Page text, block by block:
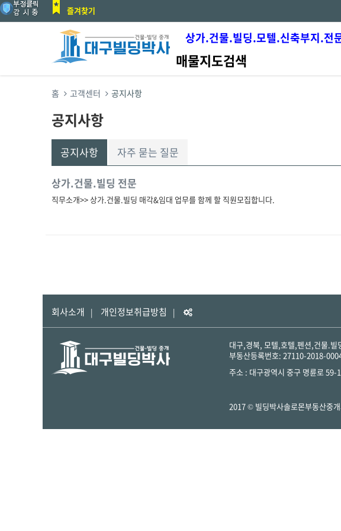
즐겨찾기
상가.건물.빌딩.모텔.신축부지.전
매물지도검색
홈 고객센터 공지사항
공지사항
공지사항 자주 묻는 질문
상가.건물.빌딩 전문
직무소개>> 상가.건물.빌딩 매각&임대 업무를 함께 할 직원모집합니다.
회사소개 개인정보취급방침
대구,경북, 모텔,호텔,펜션,건물.빌
부동산등록번호: 27110-2018-
주소 : 대구광역시 중구 명륜로 59-1
2017 © 빌딩박사솔로몬부동산중